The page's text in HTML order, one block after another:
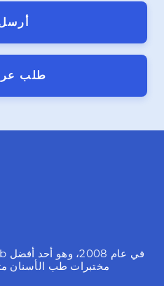
طلب
مختبرات طب الأسنان